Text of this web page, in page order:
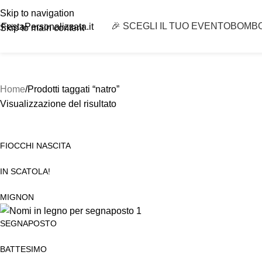
Skip to navigation
Skip to main content
FestaPersonalizzata.it 🎉 SCEGLI IL TUO EVENTO
Home Prodotti taggati “natro”
Visualizzazione del risultato
FIOCCHI NASCITA
IN SCATOLA!
MIGNON
SEGNAPOSTO
BATTESIMO